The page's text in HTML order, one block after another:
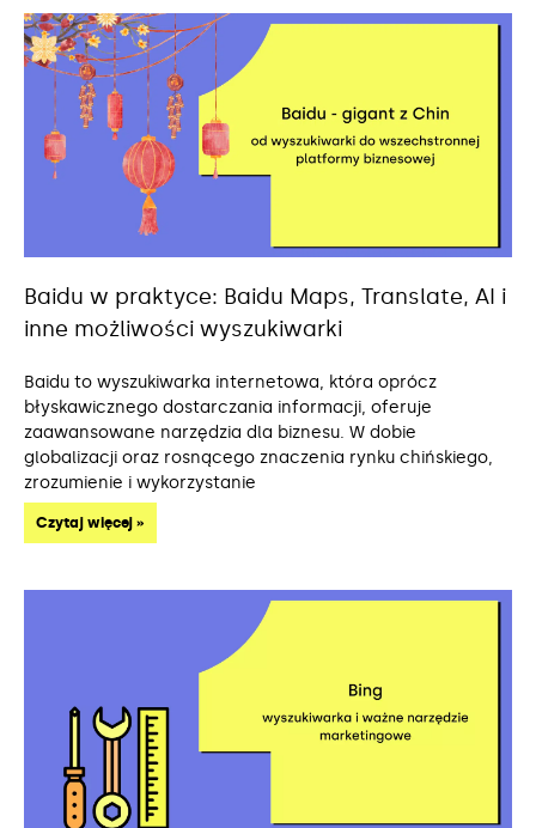
Baidu w praktyce: Baidu Maps, Translate, AI i
inne możliwości wyszukiwarki
Baidu to wyszukiwarka internetowa, która oprócz
błyskawicznego dostarczania informacji, oferuje
zaawansowane narzędzia dla biznesu. W dobie
globalizacji oraz rosnącego znaczenia rynku chińskiego,
zrozumienie i wykorzystanie
Czytaj więcej »